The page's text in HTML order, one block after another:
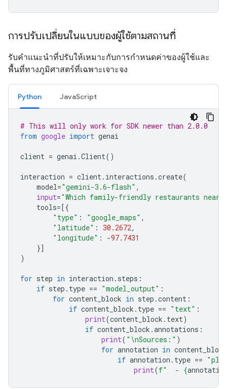
การปรับเปลี่ยนในแบบของผู้ใช้ตามสถานที่
รับคำแนะนำที่ปรับให้เหมาะกับการกำหนดค่าของผู้ใช้และ
พื้นที่ทางภูมิศาสตร์ที่เฉพาะเจาะจง
Python JavaScript
# This will only work for SDK newer than 2.0.0
from google import genai
client = genai .Client()
interaction = client. interactions .create(
model="gemini-3.6-flash" ,
input="Which family-friendly restaurants near
tools=[{
"type" : "google_maps" ,
"latitude" : 30.2672,
"longitude" : -97.7431
}]
)
for step in interaction . steps :
if step . type == "model_output" :
for content_block in step .content :
if content_block . type == "text" :
print(content_block . text)
if content_block .annotations :
print( " \nSources:" )
for annotation in content_block
if annotation . type ==
print(f"  - {